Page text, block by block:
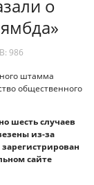
о
986
штамма
общественного
шесть случаев
из-за
сайте